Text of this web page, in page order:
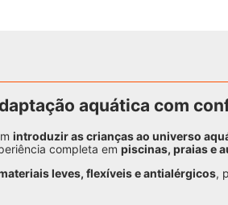
aquática com
introduzir as crianças ao universo
completa em piscinas, praias e
leves, flexíveis e antialérgicos,